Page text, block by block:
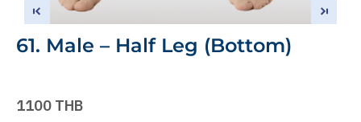
61. Male – Half Leg (Bottom)
1100 THB